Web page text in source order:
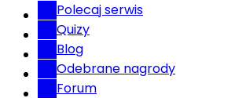
Polecaj serwis
Quizy
Blog
Odebrane nagrody
Forum